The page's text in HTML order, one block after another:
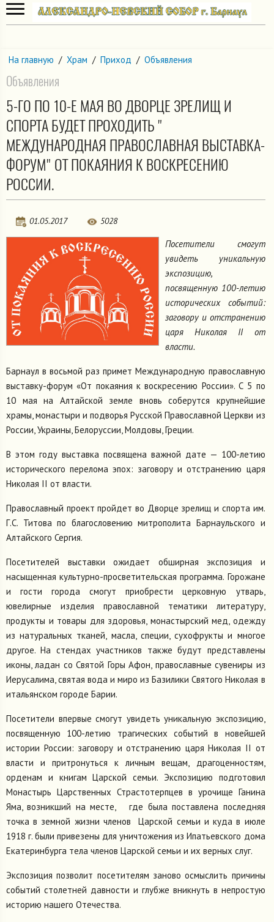
На главную / Храм / Приход / Объявления
Объявления
5-ГО ПО 10-Е МАЯ ВО ДВОРЦЕ ЗРЕЛИЩ И
СПОРТА БУДЕТ ПРОХОДИТЬ "
МЕЖДУНАРОДНАЯ ПРАВОСЛАВНАЯ ВЫСТАВКА-
ФОРУМ" ОТ ПОКАЯНИЯ К ВОСКРЕСЕНИЮ
РОССИИ.
01.05.2017 5028
Посетители смогут
увидеть уникальную
экспозицию,
посвященную 100-летию
исторических событий:
заговору и отстранению
царя Николая II от
власти.
Барнаул в восьмой раз примет Международную православную
выставку-форум «От покаяния к воскресению России». С 5 по
10 мая на Алтайской земле вновь соберутся крупнейшие
храмы, монастыри и подворья Русской Православной Церкви из
России, Украины, Белоруссии, Молдовы, Греции.
В этом году выставка посвящена важной дате — 100-летию
исторического перелома эпох: заговору и отстранению царя
Николая II от власти.
Православный проект пройдет во Дворце зрелищ и спорта им.
Г.С. Титова по благословению митрополита Барнаульского и
Алтайского Сергия.
Посетителей выставки ожидает обширная экспозиция и
насыщенная культурно-просветительская программа. Горожане
и гости города смогут приобрести церковную утварь,
ювелирные изделия православной тематики литературу,
продукты и товары для здоровья, монастырский мед, одежду
из натуральных тканей, масла, специи, сухофрукты и многое
другое. На стендах участников также будут представлены
иконы, ладан со Святой Горы Афон, православные сувениры из
Иерусалима, святая вода и миро из Базилики Святого Николая в
итальянском городе Барии.
Посетители впервые смогут увидеть уникальную экспозицию,
посвященную 100-летию трагических событий в новейшей
истории России: заговору и отстранению царя Николая II от
власти и притронуться к личным вещам, драгоценностям,
орденам и книгам Царской семьи. Экспозицию подготовил
Монастырь Царственных Страстотерпцев в урочище Ганина
Яма, возникший на месте, где была поставлена последняя
точка в земной жизни членов Царской семьи и куда в июле
1918 г. были привезены для уничтожения из Ипатьевского дома
Екатеринбурга тела членов Царской семьи и их верных слуг.
Экспозиция позволит посетителям заново осмыслить причины
событий столетней давности и глубже вникнуть в непростую
историю нашего Отечества.